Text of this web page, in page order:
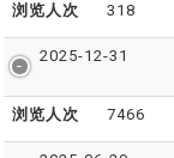
浏览人次 318
2025-12-31
浏览人次 7466